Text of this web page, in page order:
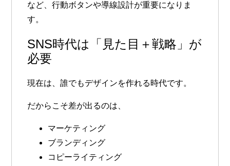
など、行動ボタンや導線設計が重要になりま
す。
SNS時代は「見た目＋戦略」が
必要
現在は、誰でもデザインを作れる時代です。
だからこそ差が出るのは、
マーケティング
ブランディング
コピーライティング